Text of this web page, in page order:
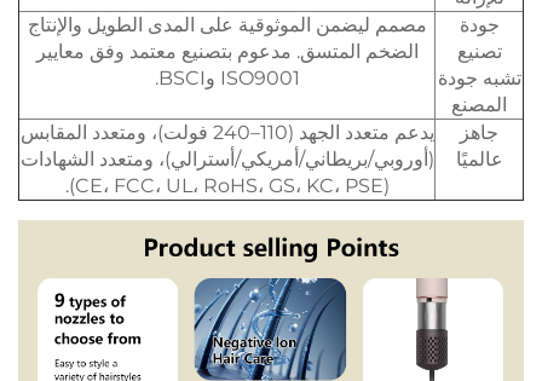
جودة
تصنيع
تشبه جودة
المصنع
مصمم ليضمن الموثوقية على المدى الطويل والإنتاج
الضخم المتسق. مدعوم بتصنيع معتمد وفق معايير
ISO9001 وBSCI.
جاهز
عالميًا
يدعم متعدد الجهد (110–240 فولت)، ومتعدد المقابس
(أوروبي/بريطاني/أمريكي/أسترالي)، ومتعدد الشهادات
(CE، FCC، UL، RoHS، GS، KC، PSE).